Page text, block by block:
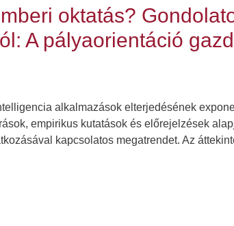
oktatás?
A pályaorientáció
alkalmazások elterjedésének
empirikus kutatások és előrejelzések
kapcsolatos megatrendet. Az